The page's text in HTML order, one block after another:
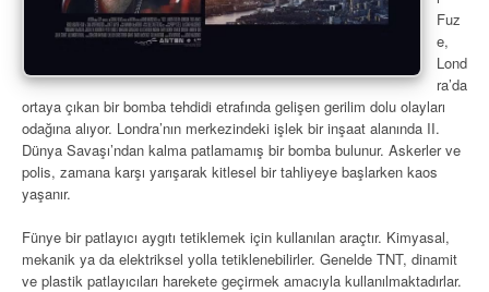
Fuz
e,
Lond
ra’da
ortaya çıkan bir bomba tehdidi etrafında gelişen gerilim dolu olayları
odağına alıyor. Londra’nın merkezindeki işlek bir inşaat alanında II.
Dünya Savaşı’ndan kalma patlamamış bir bomba bulunur. Askerler ve
polis, zamana karşı yarışarak kitlesel bir tahliyeye başlarken kaos
yaşanır.
Fünye bir patlayıcı aygıtı tetiklemek için kullanılan araçtır. Kimyasal,
mekanik ya da elektriksel yolla tetiklenebilirler. Genelde TNT, dinamit
ve plastik patlayıcıları harekete geçirmek amacıyla kullanılmaktadırlar.